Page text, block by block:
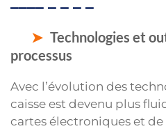
Technologies et
processus
Avec l’évolution des
caisse est devenu plus
cartes électroniques et